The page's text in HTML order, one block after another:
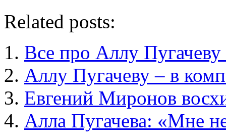
Related posts:
Все про Аллу Пугачеву
Аллу Пугачеву – в
Евгений Миронов
Алла Пугачева: «Мне